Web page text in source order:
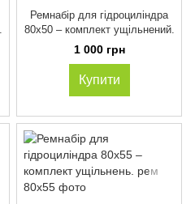
Ремнабір для гідроциліндра
80х50 – комплект ущільнений.
1 000 грн
Купити